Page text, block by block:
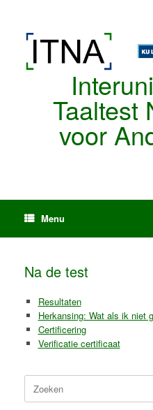
Taaltest
voor
Menu
Na de test
Resultaten
Herkansing: Wat als ik niet
Certificering
Verificatie certificaat
Zoeken
naar: